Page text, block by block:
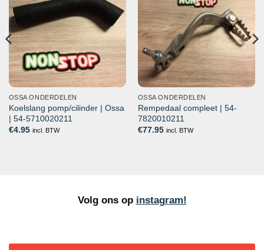
OSSA ONDERDELEN
Koelslang pomp/cilinder | Ossa
| 54-5710020211
€4.95 incl. BTW
OSSA ONDERDELEN
Rempedaal compleet | 54-
7820010211
€77.95 incl. BTW
Volg ons op instagram!